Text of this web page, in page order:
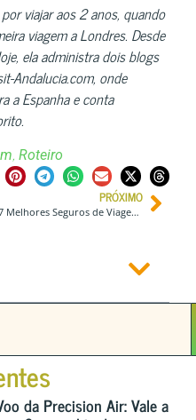
viajar aos 2 anos, quando
viagem a Londres. Desde
ela administra dois blogs
Andalucia.com, onde
a Espanha e conta
, Roteiro
PRÓXIMO
7 Melhores Seguros de Viagem para a Europa + 3 Opções Gratuitas
da Precision Air: Vale a